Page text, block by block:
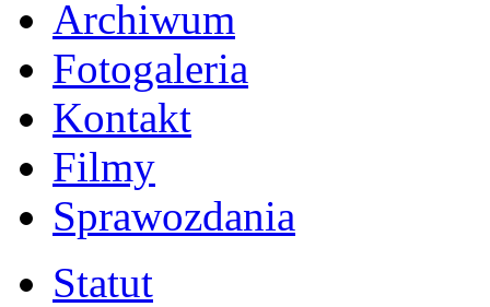
Archiwum
Fotogaleria
Kontakt
Filmy
Sprawozdania
Statut